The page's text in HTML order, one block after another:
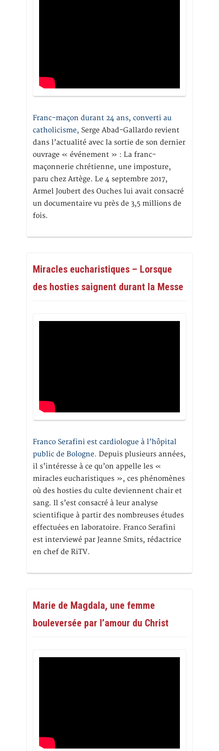
Franc-maçon durant 24 ans, converti au
catholicisme, Serge Abad-Gallardo revient
dans l’actualité avec la sortie de son dernier
ouvrage « événement » : La franc-
maçonnerie chrétienne, une imposture,
paru chez Artège. Le 4 septembre 2017,
Armel Joubert des Ouches lui avait consacré
un documentaire vu près de 3,5 millions de
fois.
Miracles eucharistiques – Lorsque
des hosties saignent durant la Messe
Franco Serafini est cardiologue à l’hôpital
public de Bologne. Depuis plusieurs années,
il s’intéresse à ce qu’on appelle les «
miracles eucharistiques », ces phénomènes
où des hosties du culte deviennent chair et
sang. Il s’est consacré à leur analyse
scientifique à partir des nombreuses études
effectuées en laboratoire. Franco Serafini
est interviewé par Jeanne Smits, rédactrice
en chef de RiTV.
Marie de Magdala, une femme
bouleversée par l’amour du Christ